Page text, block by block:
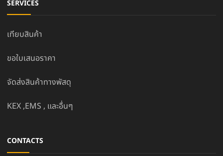
SERVICES
เทียบสินค้า
ขอใบเสนอราคา
จัดส่งสินค้าทางพัสดุ
KEX ,EMS , และอื่นๆ
CONTACTS